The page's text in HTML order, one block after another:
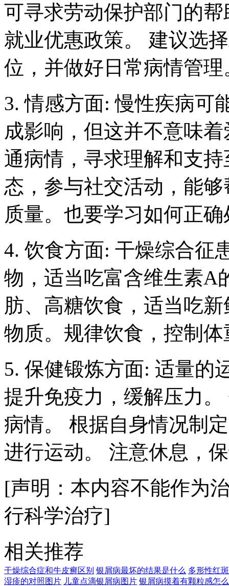
可寻求劳动保护部门的
就业优惠政策。 建议选
位，并做好日常病情管理
3. 情感方面: 慢性疾病可
成影响，但这并不意味
通病情，寻求理解和支
态，参与社交活动，能
质量。也要学习如何正
4. 饮食方面: 干燥综合征
物，适当吃富含维生素A
肪、高糖饮食，适当吃
物质。规律饮食，控制
5. 保健锻炼方面: 适量的
提升免疫力，缓解压力
病情。 根据自身情况制
进行运动。 注意休息，
[声明：本内容不能作为
行科学治疗]
相关推荐
干燥综合症和牛皮癣区别 银屑病最坏的结果是什么 多形性红
湿疹的对照图片 儿童点滴银屑病图片 银屑病摸着有颗粒感怎